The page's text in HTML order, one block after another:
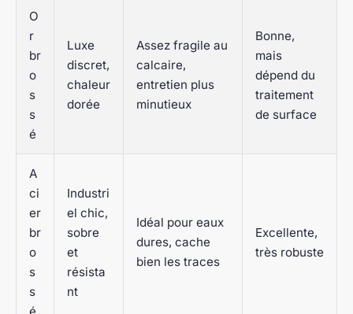
O
r
br
o
s
s
é
Luxe
discret,
chaleur
dorée
Assez fragile au
calcaire,
entretien plus
minutieux
Bonne,
mais
dépend du
traitement
de surface
A
ci
er
br
o
s
s
Industri
el chic,
sobre
et
résista
nt
Idéal pour eaux
dures, cache
bien les traces
Excellente,
très robuste